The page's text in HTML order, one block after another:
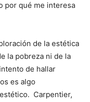
por qué me interesa
de la estética
la pobreza ni de la
de hallar
es algo
Carpentier,